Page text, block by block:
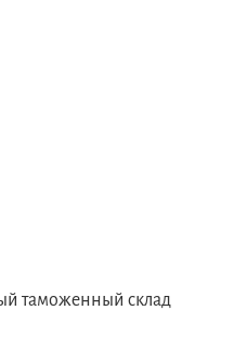
таможенный склад